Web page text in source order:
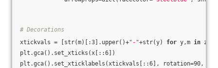
# Decorations
xtickvals = [str(m)[:3].upper()+"-"+str(y) for y,m in
plt.gca().set_xticks(x[::6])
plt.gca().set_xticklabels(xtickvals[::6], rotation=90,